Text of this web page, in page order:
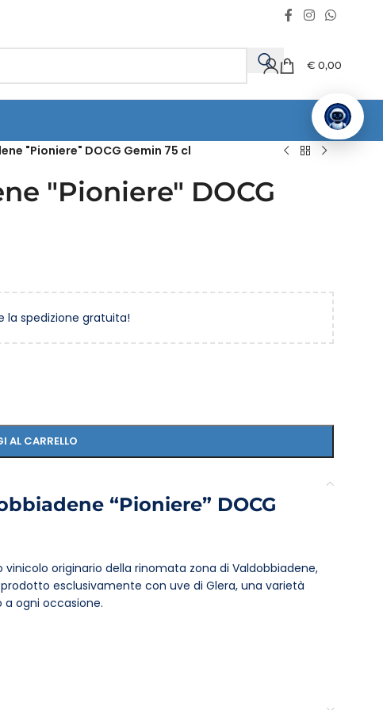
€ 0,00
"Pioniere" DOCG Gemin 75 cl
"Pioniere" DOCG
la spedizione gratuita!
AL CARRELLO
“Pioniere” DOCG
vinicolo originario della rinomata zona di Valdobbiadene,
esclusivamente con uve di Glera, una varietà
ogni occasione.